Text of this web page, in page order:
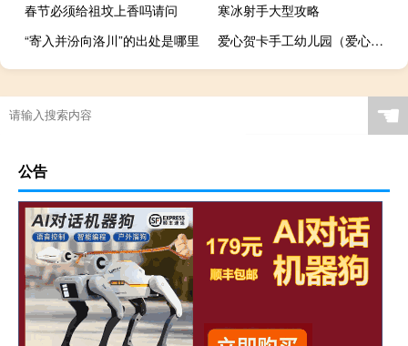
春节必须给祖坟上香吗请问
寒冰射手大型攻略
“寄入并汾向洛川”的出处是哪里
爱心贺卡手工幼儿园（爱心贺卡）
☚
公告